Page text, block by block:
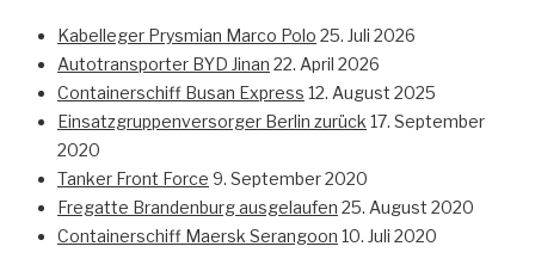
Kabelleger Prysmian Marco Polo 25. Juli 2026
Autotransporter BYD Jinan 22. April 2026
Containerschiff Busan Express 12. August 2025
Einsatzgruppenversorger Berlin zurück 17. September
2020
Tanker Front Force 9. September 2020
Fregatte Brandenburg ausgelaufen 25. August 2020
Containerschiff Maersk Serangoon 10. Juli 2020